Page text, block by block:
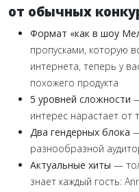
от обычных
Формат «как в шоу
пропусками, которую
интернета, теперь у
похожего продукта
5 уровней сложности
интерес нарастает от
Два гендерных блока
разнообразной
Актуальные хиты —
знает каждый гость: